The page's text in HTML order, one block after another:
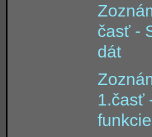
časť -
dát
1.časť
funkcie